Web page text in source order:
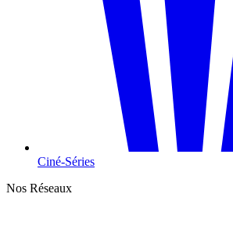
Ciné-Séries
Nos Réseaux